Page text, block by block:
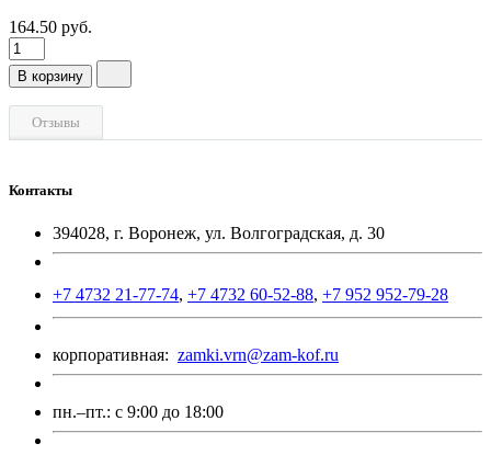
164.50 руб.
В корзину
Отзывы
Контакты
394028, г. Воронеж, ул. Волгоградская, д. 30
+7 4732 21-77-74, +7 4732 60-52-88, +7 952 952-79-28
корпоративная: zamki.vrn@zam-kof.ru
пн.–пт.: с 9:00 до 18:00